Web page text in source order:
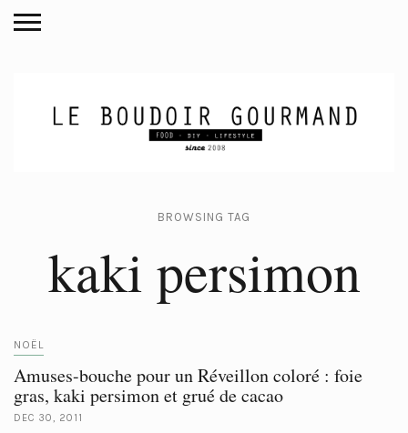
BROWSING TAG
kaki persimon
NOËL
Amuses-bouche pour un Réveillon coloré : foie
gras, kaki persimon et grué de cacao
DEC 30, 2011